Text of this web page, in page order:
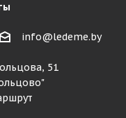
info@ledeme.by
51